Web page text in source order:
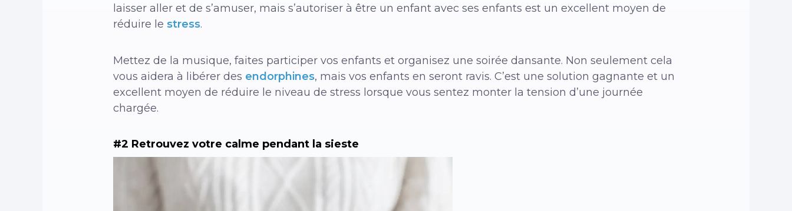
laisser aller et de s’amuser, mais s’autoriser à être un enfant avec ses enfants est un excellent moyen de
réduire le stress.
Mettez de la musique, faites participer vos enfants et organisez une soirée dansante. Non seulement cela
vous aidera à libérer des endorphines, mais vos enfants en seront ravis. C’est une solution gagnante et un
excellent moyen de réduire le niveau de stress lorsque vous sentez monter la tension d’une journée
chargée.
#2 Retrouvez votre calme pendant la sieste